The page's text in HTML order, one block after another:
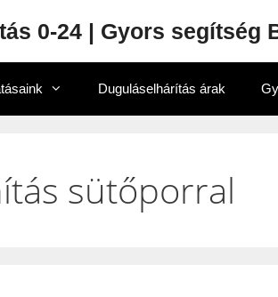
0-24 | Gyors segítség
Duguláselhárítás árak
sütőporral